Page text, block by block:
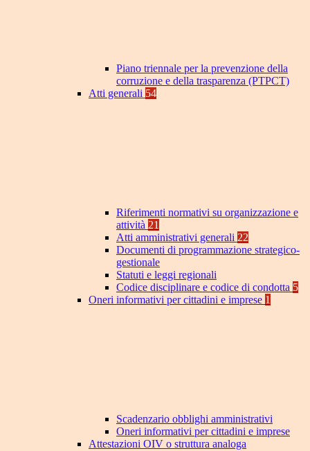
Piano triennale per la prevenzione della
corruzione e della trasparenza (PTPCT)
Atti generali 54
Riferimenti normativi su organizzazione e
attività 21
Atti amministrativi generali 22
Documenti di programmazione strategico-
gestionale
Statuti e leggi regionali
Codice disciplinare e codice di condotta 5
Oneri informativi per cittadini e imprese 1
Scadenzario obblighi amministrativi
Oneri informativi per cittadini e imprese
Attestazioni OIV o struttura analoga